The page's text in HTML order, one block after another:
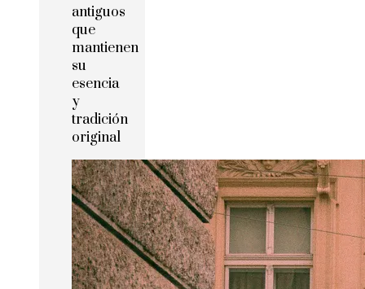
antiguos
que
mantienen
su
esencia
y
tradición
original